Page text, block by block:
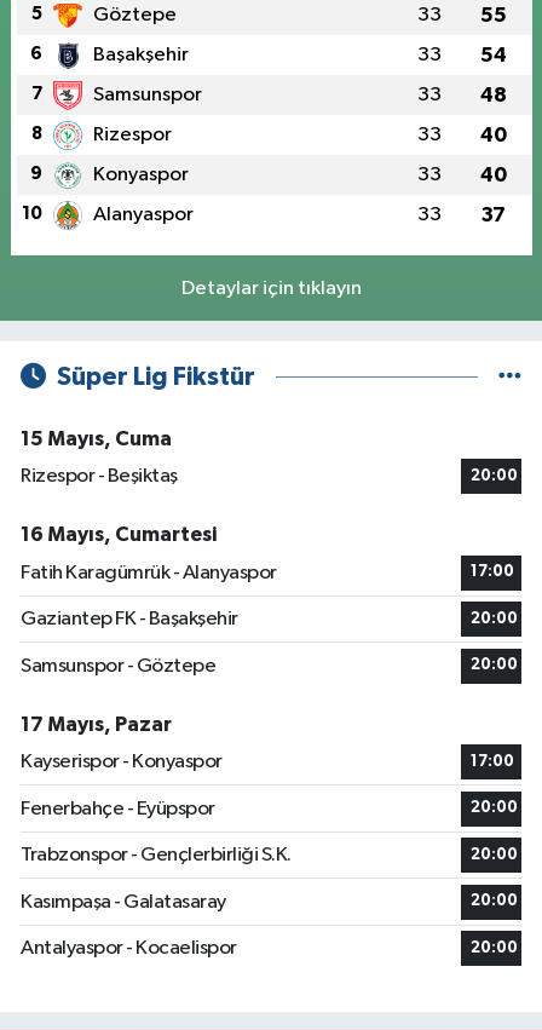
5 Göztepe 33 55
6 Başakşehir 33 54
7 Samsunspor 33 48
8 Rizespor 33 40
9 Konyaspor 33 40
10 Alanyaspor 33 37
Detaylar için tıklayın
Süper Lig Fikstür
15 Mayıs, Cuma
Rizespor - Beşiktaş
20:00
16 Mayıs, Cumartesi
Fatih Karagümrük - Alanyaspor
17:00
Gaziantep FK - Başakşehir 20:00
Samsunspor - Göztepe 20:00
17 Mayıs, Pazar
Kayserispor - Konyaspor
17:00
Fenerbahçe - Eyüpspor 20:00
Trabzonspor - Gençlerbirliği S.K. 20:00
Kasımpaşa - Galatasaray 20:00
Antalyaspor - Kocaelispor 20:00